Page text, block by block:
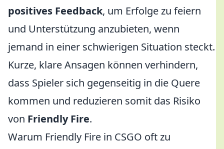
positives Feedback, um Erfolge zu feiern
und Unterstützung anzubieten, wenn
jemand in einer schwierigen Situation steckt.
Kurze, klare Ansagen können verhindern,
dass Spieler sich gegenseitig in die Quere
kommen und reduzieren somit das Risiko
von Friendly Fire.
Warum Friendly Fire in CSGO oft zu